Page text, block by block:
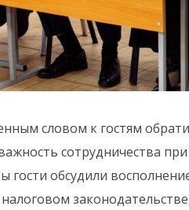
словом к гостям
сотрудничества
гости обсудили